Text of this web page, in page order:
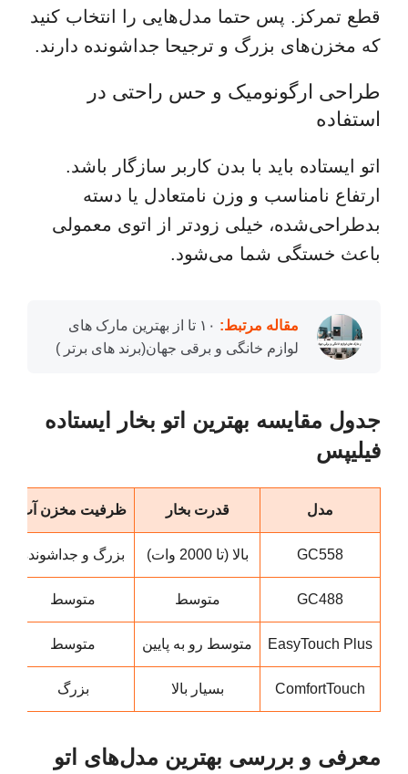
قطع تمرکز. پس حتما مدل‌هایی را انتخاب کنید
که مخزن‌های بزرگ و ترجیحا جداشونده دارند.
طراحی ارگونومیک و حس راحتی در
استفاده
اتو ایستاده باید با بدن کاربر سازگار باشد.
ارتفاع نامناسب و وزن نامتعادل یا دسته
بدطراحی‌شده، خیلی زودتر از اتوی معمولی
باعث خستگی شما می‌شود.
مقاله مرتبط:
۱۰ تا از بهترین مارک های
لوازم خانگی و برقی جهان(برند های برتر )
جدول مقایسه بهترین اتو بخار ایستاده
فیلیپس
مدل قدرت بخار ظرفیت مخزن آب
GC558 بالا (تا 2000 وات) بزرگ و جداشونده
GC488 متوسط متوسط
EasyTouch Plus متوسط رو به پایین متوسط
ComfortTouch بسیار بالا بزرگ
معرفی و بررسی بهترین مدل‌های اتو